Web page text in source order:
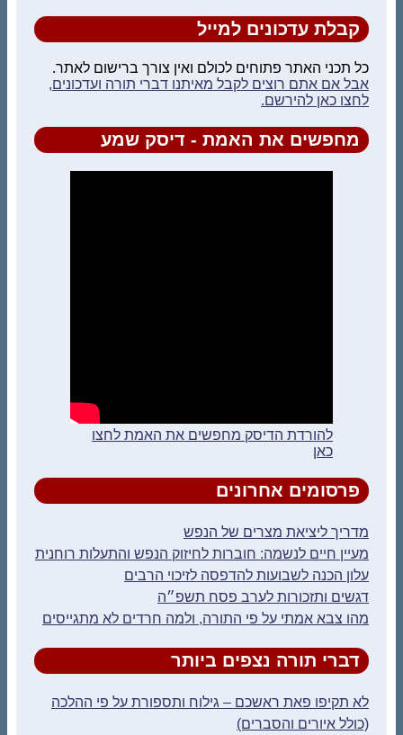
קבלת עדכונים למייל
כל תכני האתר פתוחים לכולם ואין צורך ברישום לאתר.
אבל אם אתם רוצים לקבל מאיתנו דברי תורה ועדכונים,
לחצו כאן להירשם.
מחפשים את האמת - דיסק שמע
להורדת הדיסק מחפשים את האמת לחצו
כאן
פרסומים אחרונים
מדריך ליציאת מצרים של הנפש
מעיין חיים לנשמה: חוברות לחיזוק הנפש והתעלות רוחנית
עלון הכנה לשבועות להדפסה לזיכוי הרבים
דגשים ותזכורות לערב פסח תשפ״ה
מהו צבא אמתי על פי התורה, ולמה חרדים לא מתגייסים
דברי תורה נצפים ביותר
לא תקיפו פאת ראשכם – גילוח ותספורת על פי ההלכה
(כולל איורים והסברים)